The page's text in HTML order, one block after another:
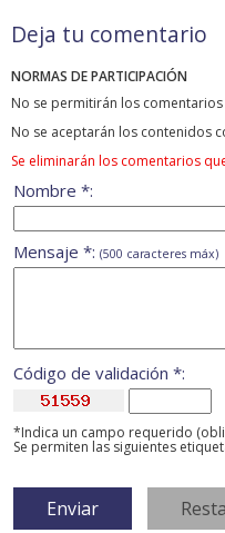
Deja tu comentario
NORMAS DE PARTICIPACIÓN
No se permitirán los
No se aceptarán los contenidos
Se eliminarán los comentarios
Nombre *:
Mensaje *: (500 caracteres máx)
Código de validación *:
*Indica un campo requerido
Se permiten las siguientes